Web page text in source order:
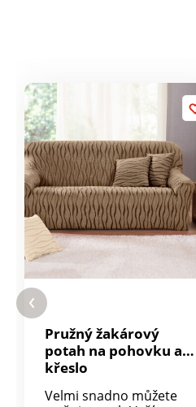
Pružný žakárový
potah na pohovku a
křeslo
Velmi snadno můžete